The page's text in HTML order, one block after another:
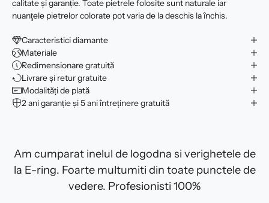
calitate şi garanție. Toate pietrele folosite sunt naturale iar
nuanţele pietrelor colorate pot varia de la deschis la închis.
Caracteristici diamante
Materiale
Redimensionare gratuită
Livrare și retur gratuite
Modalități de plată
2 ani garanție și 5 ani întreținere gratuită
Am cumparat inelul de logodna si verighetele de
la E-ring. Foarte multumiti din toate punctele de
vedere. Profesionisti 100%